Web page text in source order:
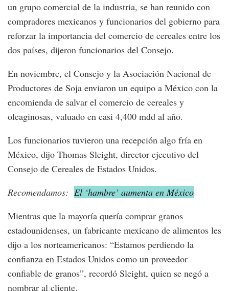
un grupo comercial de la industria, se han reunido con
compradores mexicanos y funcionarios del gobierno para
reforzar la importancia del comercio de cereales entre los
dos países, dijeron funcionarios del Consejo.
En noviembre, el Consejo y la Asociación Nacional de
Productores de Soja enviaron un equipo a México con la
encomienda de salvar el comercio de cereales y
oleaginosas, valuado en casi 4,400 mdd al año.
Los funcionarios tuvieron una recepción algo fría en
México, dijo Thomas Sleight, director ejecutivo del
Consejo de Cereales de Estados Unidos.
Recomendamos: El ‘hambre’ aumenta en México
Mientras que la mayoría quería comprar granos
estadounidenses, un fabricante mexicano de alimentos les
dijo a los norteamericanos: “Estamos perdiendo la
confianza en Estados Unidos como un proveedor
confiable de granos”, recordó Sleight, quien se negó a
nombrar al cliente.